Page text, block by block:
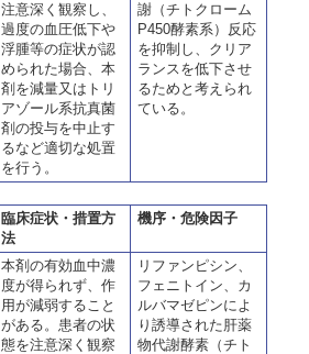
注意深く観察し、
過度の血圧低下や
浮腫等の症状が認
められた場合、本
剤を減量又はトリ
アゾール系抗真菌
剤の投与を中止す
るなど適切な処置
を行う。
謝（チトクローム
P450酵素系）反応
を抑制し、クリア
ランスを低下させ
るためと考えられ
ている。
臨床症状・措置方
法
機序・危険因子
本剤の有効血中濃
度が得られず、作
用が減弱すること
がある。患者の状
態を注意深く観察
リファンピシン、
フェニトイン、カ
ルバマゼピンによ
り誘導された肝薬
物代謝酵素（チト